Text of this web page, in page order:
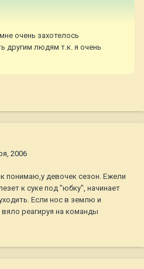
очень захотелось
другим людям т.к. я очень
2006
понимаю,у девочек сезон. Ежели
к суке под "юбку", начинает
Если нос в землю и
реагируя на команды